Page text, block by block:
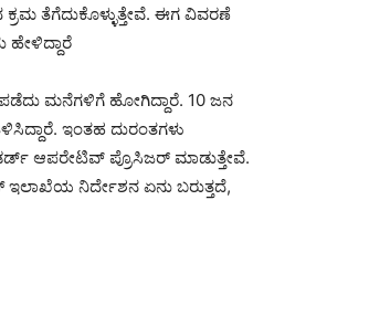
ತೆಗೆದುಕೊಳ್ಳುತ್ತೇವೆ. ಈಗ ವಿವರಣೆ
ಪಡೆದು ಮನೆಗಳಿಗೆ ಹೋಗಿದ್ದಾರೆ. 10 ಜನ
ಇಂತಹ ದುರಂತಗಳು
ಆಪರೇಟಿವ್ ಪ್ರೊಸಿಜರ್ ಮಾಡುತ್ತೇವೆ.‌
ನಿರ್ದೇಶನ ಏನು ಬರುತ್ತದೆ,